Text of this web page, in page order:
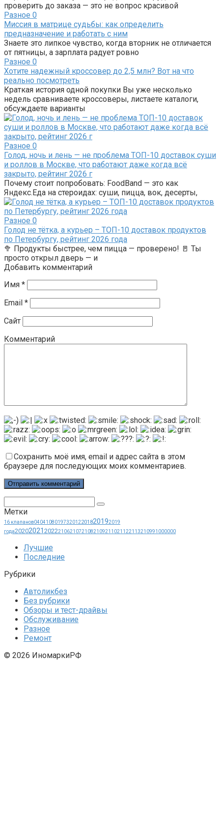
проверить до заказа — это не вопрос красивой
Разное 0
Миссия в матрице судьбы: как определить
предназначение и работать с ним
Знаете это липкое чувство, когда вторник не отличается
от пятницы, а зарплата радует ровно
Разное 0
Хотите надежный кроссовер до 2,5 млн? Вот на что
реально посмотреть
Краткая история одной покупки Вы уже несколько
недель сравниваете кроссоверы, листаете каталоги,
обсуждаете варианты
Разное 0
Голод, ночь и лень — не проблема ТОП-10 доставок суши
и роллов в Москве, что работают даже когда всё
закрыто, рейтинг 2026 г
Почему стоит попробовать: FoodBand — это как
Яндекс.Еда на стероидах: суши, пицца, вок, десерты,
Разное 0
Голод не тётка, а курьер – ТОП-10 доставок продуктов
по Петербургу, рейтинг 2026 года
🥦 Продукты быстрее, чем пицца — проверено! 🚪 Ты
просто открыл дверь — и
Добавить комментарий
Имя *
Email *
Сайт
Комментарий
Сохранить моё имя, email и адрес сайта в этом
браузере для последующих моих комментариев.
Метки
16 клапанов0404108019732012201820192019
года20202021 20222106210721082109211021122113210991000000
Лучшие
Последние
Рубрики
Автоликбез
Без рубрики
Обзоры и тест-драйвы
Обслуживание
Разное
Ремонт
© 2026 ИномаркиРФ